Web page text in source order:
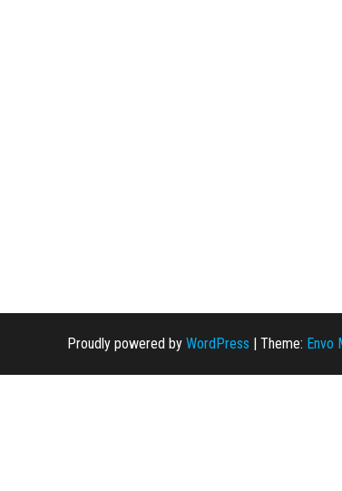
Proudly powered by WordPress | Theme: Envo